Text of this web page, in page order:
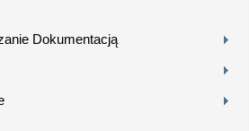
Dokumentacją